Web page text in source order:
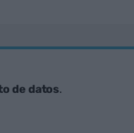
de datos.